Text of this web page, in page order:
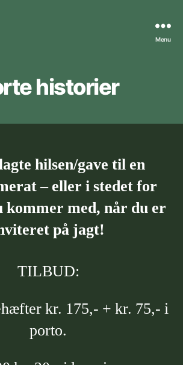
Menu
historier
hilsen/gave til en
– eller i stedet for
kommer med, når du er
på jagt!
TILBUD:
kr. 175,- + kr. 75,- i
porto.